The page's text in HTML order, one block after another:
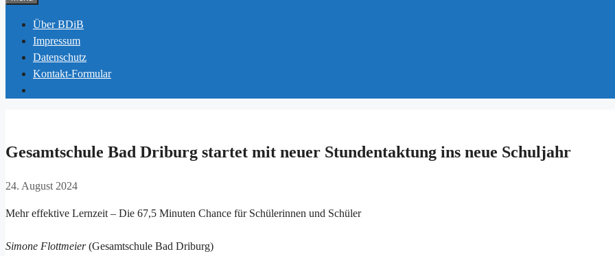
Über BDiB
Impressum
Datenschutz
Kontakt-Formular
Gesamtschule Bad Driburg startet mit neuer Stundentaktung ins neue Schuljahr
24. August 2024
Mehr effektive Lernzeit – Die 67,5 Minuten Chance für Schülerinnen und Schüler
Simone Flottmeier(Gesamtschule Bad Driburg)